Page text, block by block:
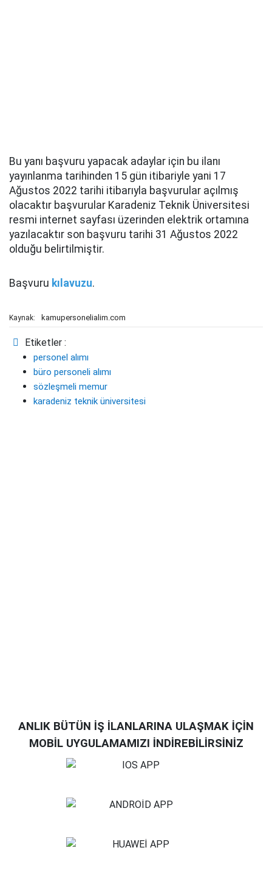
Bu yanı başvuru yapacak adaylar için bu ilanı
yayınlanma tarihinden 15 gün itibariyle yani 17
Ağustos 2022 tarihi itibarıyla başvurular açılmış
olacaktır başvurular Karadeniz Teknik Üniversitesi
resmi internet sayfası üzerinden elektrik ortamına
yazılacaktır son başvuru tarihi 31 Ağustos 2022
olduğu belirtilmiştir.
Başvuru kılavuzu.
Kaynak: kamupersonelialim.com
Etiketler :
personel alımı
büro personeli alımı
sözleşmeli memur
karadeniz teknik üniversitesi
ANLIK BÜTÜN İŞ İLANLARINA ULAŞMAK İÇİN
MOBİL UYGULAMAMIZI İNDİREBİLİRSİNİZ